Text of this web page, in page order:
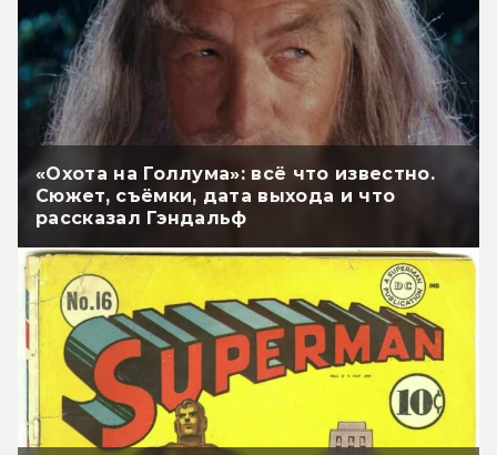
«Охота на Голлума»: всё что известно.
Сюжет, съёмки, дата выхода и что
рассказал Гэндальф